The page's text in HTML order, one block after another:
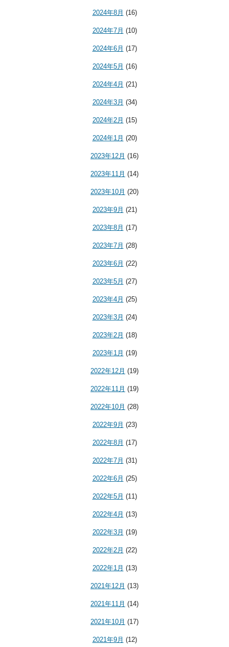
2024年8月 (16)
2024年7月 (10)
2024年6月 (17)
2024年5月 (16)
2024年4月 (21)
2024年3月 (34)
2024年2月 (15)
2024年1月 (20)
2023年12月 (16)
2023年11月 (14)
2023年10月 (20)
2023年9月 (21)
2023年8月 (17)
2023年7月 (28)
2023年6月 (22)
2023年5月 (27)
2023年4月 (25)
2023年3月 (24)
2023年2月 (18)
2023年1月 (19)
2022年12月 (19)
2022年11月 (19)
2022年10月 (28)
2022年9月 (23)
2022年8月 (17)
2022年7月 (31)
2022年6月 (25)
2022年5月 (11)
2022年4月 (13)
2022年3月 (19)
2022年2月 (22)
2022年1月 (13)
2021年12月 (13)
2021年11月 (14)
2021年10月 (17)
2021年9月 (12)